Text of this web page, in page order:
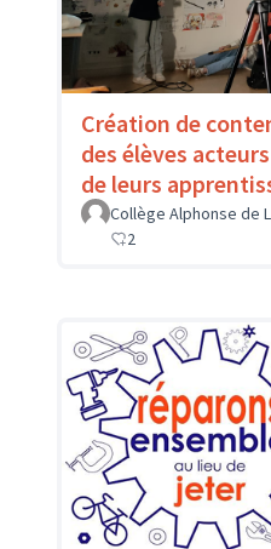
Création de
des élèves
de leurs
Collège Alphonse de
2